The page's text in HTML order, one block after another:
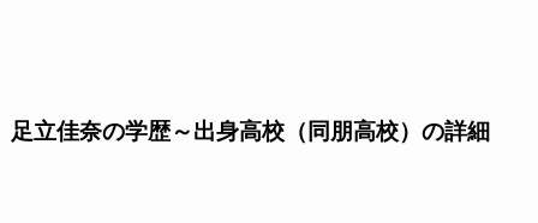
足立佳奈の学歴～出身高校（同朋高校）の詳細